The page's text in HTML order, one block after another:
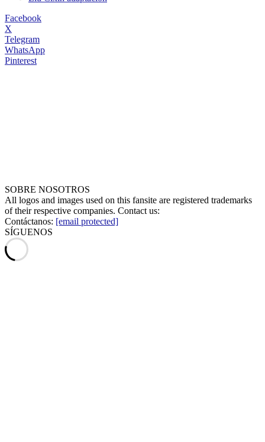
Facebook
X
Telegram
WhatsApp
Pinterest
SOBRE NOSOTROS
All logos and images used on this fansite are registered trademarks
of their respective companies. Contact us:
Contáctanos: [email protected]
SÍGUENOS